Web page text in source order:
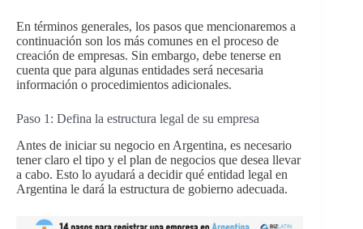
En términos generales, los pasos que mencionaremos a
continuación son los más comunes en el proceso de
creación de empresas. Sin embargo, debe tenerse en
cuenta que para algunas entidades será necesaria
información o procedimientos adicionales.
Paso 1: Defina la estructura legal de su empresa
Antes de iniciar su negocio en Argentina, es necesario
tener claro el tipo y el plan de negocios que desea llevar
a cabo. Esto lo ayudará a decidir qué entidad legal en
Argentina le dará la estructura de gobierno adecuada.